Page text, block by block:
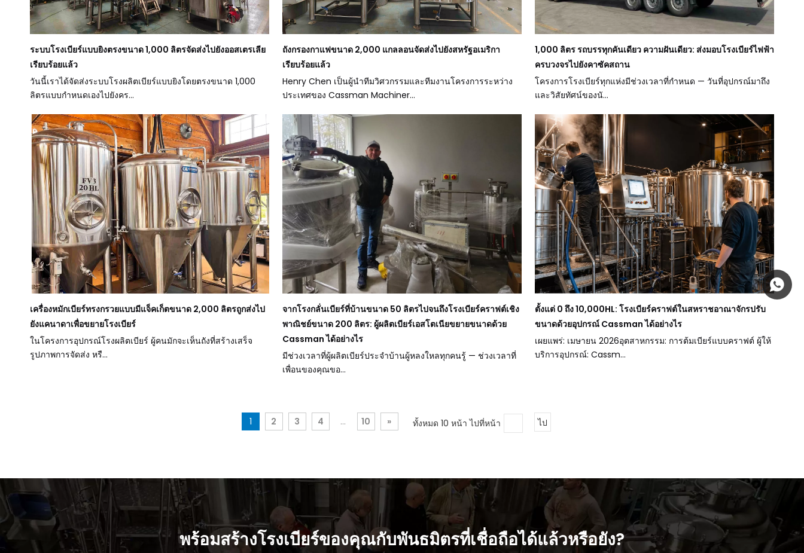
ระบบโรงเบียร์แบบยิงตรงขนาด 1,000 ลิตรจัดส่งไปยังออสเตรเลีย
เรียบร้อยแล้ว
วันนี้เราได้จัดส่งระบบโรงผลิตเบียร์แบบยิงโดยตรงขนาด 1,000
ลิตรแบบกำหนดเองไปยังคร...
ถังกรองกาแฟขนาด 2,000 แกลลอนจัดส่งไปยังสหรัฐอเมริกา
เรียบร้อยแล้ว
Henry Chen เป็นผู้นำทีมวิศวกรรมและทีมงานโครงการระหว่าง
ประเทศของ Cassman Machiner...
1,000 ลิตร รถบรรทุกคันเดียว ความฝันเดียว: ส่งมอบโรงเบียร์ไฟฟ้า
ครบวงจรไปยังคาซัคสถาน
โครงการโรงเบียร์ทุกแห่งมีช่วงเวลาที่กำหนด — วันที่อุปกรณ์มาถึง
และวิสัยทัศน์ของนั...
เครื่องหมักเบียร์ทรงกรวยแบบมีแจ็คเก็ตขนาด 2,000 ลิตรถูกส่งไป
ยังแคนาดาเพื่อขยายโรงเบียร์
ในโครงการอุปกรณ์โรงผลิตเบียร์ ผู้คนมักจะเห็นถังที่สร้างเสร็จ
รูปภาพการจัดส่ง หรื...
จากโรงกลั่นเบียร์ที่บ้านขนาด 50 ลิตรไปจนถึงโรงเบียร์คราฟต์เชิง
พาณิชย์ขนาด 200 ลิตร: ผู้ผลิตเบียร์เอสโตเนียขยายขนาดด้วย
Cassman ได้อย่างไร
มีช่วงเวลาที่ผู้ผลิตเบียร์ประจำบ้านผู้หลงใหลทุกคนรู้ — ช่วงเวลาที่
เพื่อนของคุณขอ...
ตั้งแต่ 0 ถึง 10,000HL: โรงเบียร์คราฟต์ในสหราชอาณาจักรปรับ
ขนาดด้วยอุปกรณ์ Cassman ได้อย่างไร
เผยแพร่: เมษายน 2026อุตสาหกรรม: การต้มเบียร์แบบคราฟต์ ผู้ให้
บริการอุปกรณ์: Cassm...
1 2 3 4 ... 10 » ทั้งหมด 10 หน้า ไปที่หน้า ไป
พร้อมสร้างโรงเบียร์ของคุณกับพันธมิตรที่เชื่อถือได้แล้วหรือยัง?
+86